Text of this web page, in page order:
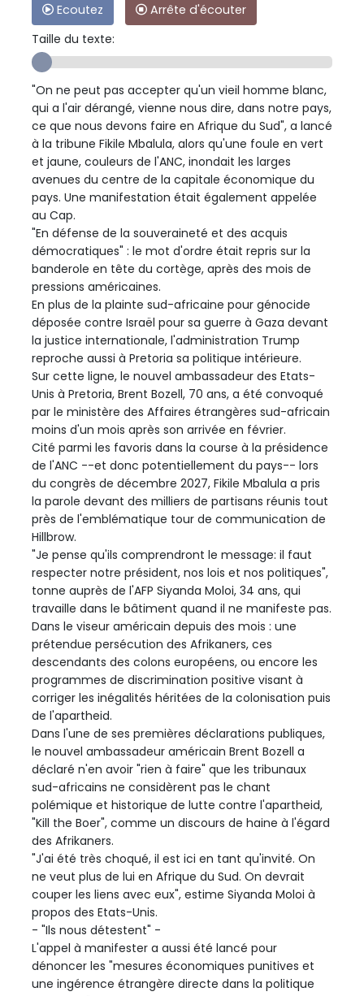
Ecoutez
Arrête d'écouter
Taille du texte:
"On ne peut pas accepter qu'un vieil homme blanc,
qui a l'air dérangé, vienne nous dire, dans notre pays,
ce que nous devons faire en Afrique du Sud", a lancé
à la tribune Fikile Mbalula, alors qu'une foule en vert
et jaune, couleurs de l'ANC, inondait les larges
avenues du centre de la capitale économique du
pays. Une manifestation était également appelée
au Cap.
"En défense de la souveraineté et des acquis
démocratiques" : le mot d'ordre était repris sur la
banderole en tête du cortège, après des mois de
pressions américaines.
En plus de la plainte sud-africaine pour génocide
déposée contre Israël pour sa guerre à Gaza devant
la justice internationale, l'administration Trump
reproche aussi à Pretoria sa politique intérieure.
Sur cette ligne, le nouvel ambassadeur des Etats-
Unis à Pretoria, Brent Bozell, 70 ans, a été convoqué
par le ministère des Affaires étrangères sud-africain
moins d'un mois après son arrivée en février.
Cité parmi les favoris dans la course à la présidence
de l'ANC --et donc potentiellement du pays-- lors
du congrès de décembre 2027, Fikile Mbalula a pris
la parole devant des milliers de partisans réunis tout
près de l'emblématique tour de communication de
Hillbrow.
"Je pense qu'ils comprendront le message: il faut
respecter notre président, nos lois et nos politiques",
tonne auprès de l'AFP Siyanda Moloi, 34 ans, qui
travaille dans le bâtiment quand il ne manifeste pas.
Dans le viseur américain depuis des mois : une
prétendue persécution des Afrikaners, ces
descendants des colons européens, ou encore les
programmes de discrimination positive visant à
corriger les inégalités héritées de la colonisation puis
de l'apartheid.
Dans l'une de ses premières déclarations publiques,
le nouvel ambassadeur américain Brent Bozell a
déclaré n'en avoir "rien à faire" que les tribunaux
sud-africains ne considèrent pas le chant
polémique et historique de lutte contre l'apartheid,
"Kill the Boer", comme un discours de haine à l'égard
des Afrikaners.
"J'ai été très choqué, il est ici en tant qu'invité. On
ne veut plus de lui en Afrique du Sud. On devrait
couper les liens avec eux", estime Siyanda Moloi à
propos des Etats-Unis.
- "Ils nous détestent" -
L'appel à manifester a aussi été lancé pour
dénoncer les "mesures économiques punitives et
une ingérence étrangère directe dans la politique